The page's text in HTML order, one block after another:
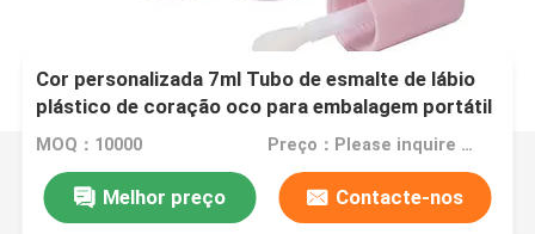
Cor personalizada 7ml Tubo de esmalte de lábio
plástico de coração oco para embalagem portátil
de brilho labial
MOQ：10000 Preço：Please inquire for price
Melhor preço Contacte-nos